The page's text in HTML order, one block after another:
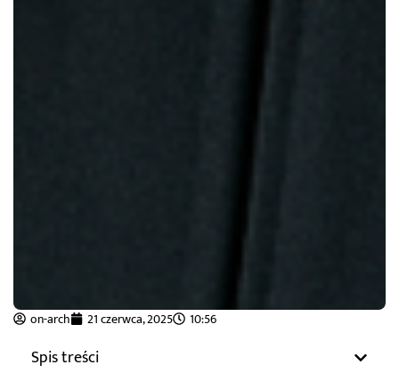
on-arch 21 czerwca, 2025 10:56
Spis treści